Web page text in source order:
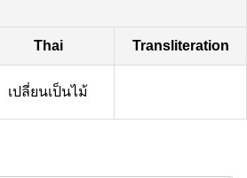
Thai Transliteration
เปลี่ยนเป็นไม้